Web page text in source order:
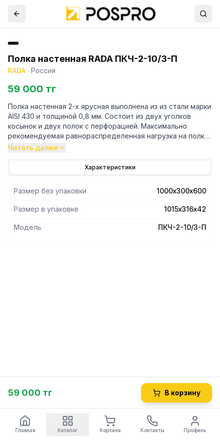
Полка настенная RADA ПКЧ-2-10/3-П
RADA · Россия
59 000 тг
Полка настенная 2-х ярусная выполнена из из стали марки
AISI 430 и толщиной 0,8 мм. Состоит из двух уголков
косынок и двух полок с перфорацией. Максимально
рекомендуемая равнораспределенная нагрузка на полку
- 40 кг. В упакованном виде изделие имеет габариты
Читать далее
Характеристики
Размер без упаковки 1000х300х600
Размер в упаковке 1015х316х42
Модель ПКЧ-2-10/3-П
59 000 тг В корзину
Главная Каталог Корзина Контакты Профиль